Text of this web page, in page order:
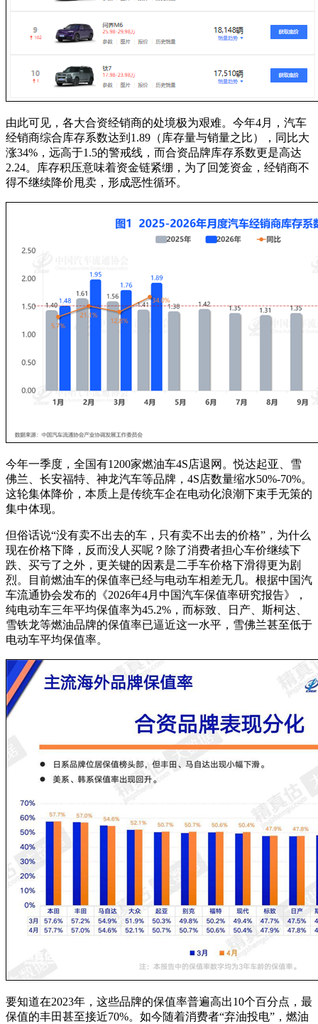
由此可见，各大合资经销商的处境极为艰难。今年4月，汽车
经销商综合库存系数达到1.89（库存量与销量之比），同比大
涨34%，远高于1.5的警戒线，而合资品牌库存系数更是高达
2.24。库存积压意味着资金链紧绷，为了回笼资金，经销商不
得不继续降价甩卖，形成恶性循环。
今年一季度，全国有1200家燃油车4S店退网。悦达起亚、雪
佛兰、长安福特、神龙汽车等品牌，4S店数量缩水50%-70%。
这轮集体降价，本质上是传统车企在电动化浪潮下束手无策的
集中体现。
但俗话说“没有卖不出去的车，只有卖不出去的价格”，为什么
现在价格下降，反而没人买呢？除了消费者担心车价继续下
跌、买亏了之外，更关键的因素是二手车价格下滑得更为剧
烈。目前燃油车的保值率已经与电动车相差无几。根据中国汽
车流通协会发布的《2026年4月中国汽车保值率研究报告》，
纯电动车三年平均保值率为45.2%，而标致、日产、斯柯达、
雪铁龙等燃油品牌的保值率已逼近这一水平，雪佛兰甚至低于
电动车平均保值率。
要知道在2023年，这些品牌的保值率普遍高出10个百分点，最
保值的丰田甚至接近70%。如今随着消费者“弃油投电”，燃油